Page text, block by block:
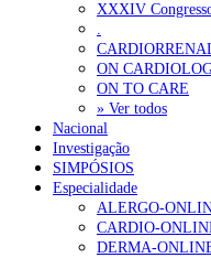
Sindicato diz que nova
estabilidade no SNS 6
NOTÍCIAS MAIS LIDAS
Enfermagem
gesto conta e
202 visualizações
XXXIV
.
ON
ON TO CARE
» Ver todos
Nacional
Investigação
SIMPÓSIOS
Especialidade
ALERGO-
CARDIO-
DERMA-